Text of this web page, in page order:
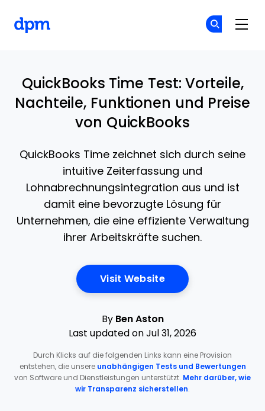
QuickBooks Time Test: Vorteile,
Nachteile, Funktionen und Preise
von QuickBooks
QuickBooks Time zeichnet sich durch seine
intuitive Zeiterfassung und
Lohnabrechnungsintegration aus und ist
damit eine bevorzugte Lösung für
Unternehmen, die eine effiziente Verwaltung
ihrer Arbeitskräfte suchen.
Visit WebsiteOpens New Window
By Ben Aston
Last updated on Jul 31, 2026
Durch Klicks auf die folgenden Links kann eine Provision
entstehen, die unsere unabhängigen Tests und Bewertungen
von Software und Dienstleistungen unterstützt. Mehr darüber, wie
wir Transparenz sicherstellen.